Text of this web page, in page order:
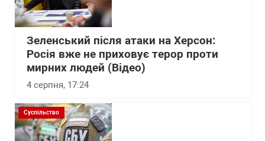
Зеленський після атаки на Херсон:
Росія вже не приховує терор проти
мирних людей (Відео)
4 серпня, 17:24
Суспільство